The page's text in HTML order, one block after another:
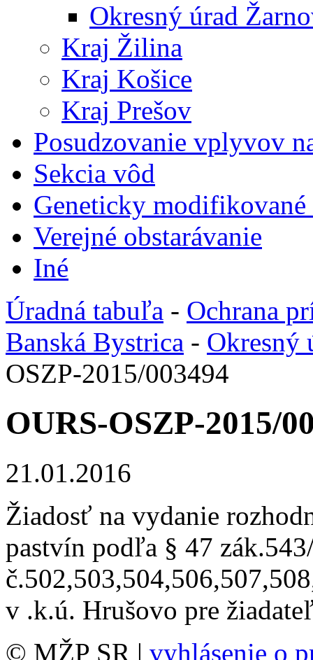
Okresný úrad
Kraj Žilina
Kraj Košice
Kraj Prešov
Posudzovanie vplyvov
Sekcia vôd
Geneticky
Verejné obstarávanie
Iné
Úradná tabuľa - Ochrana
Banská Bystrica - Okresný
OSZP-2015/003494
OURS-OSZP-2015/
21.01.2016
Žiadosť na vydanie
pastvín podľa § 47
v .k.ú. Hrušovo pre
© MŽP SR | vyhlásenie o